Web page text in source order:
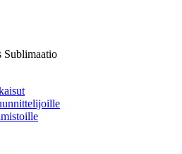
Sublimaatio